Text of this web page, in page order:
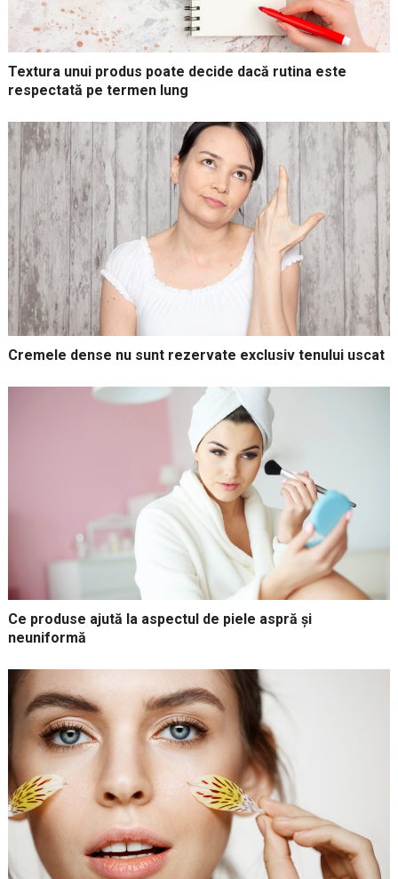
Textura unui produs poate decide dacă rutina este
respectată pe termen lung
Cremele dense nu sunt rezervate exclusiv tenului uscat
Ce produse ajută la aspectul de piele aspră și
neuniformă